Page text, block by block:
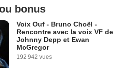
4 632 vues
Transformers : "Michael Bay
bonus
Voix Ouf - Bruno Choël -
Rencontre avec la voix VF de
Johnny Depp et Ewan
McGregor
192 942 vues